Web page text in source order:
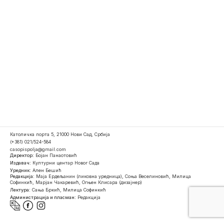
Католичка порта 5, 21000 Нови Сад, Србија
(+381) 021/524-584
casopispolja@gmail.com
Директор: Бојан Панаотовић
Издавач: Културни центар Новог Сада
Уредник: Ален Бешић
Редакција: Маја Ердељанин (ликовна уредница), Соња Веселиновић, Милица
Софинкић, Марјан Чакаревић, Огњен Клисара (дизајнер)
Лектура: Сања Бркић, Милица Софинкић
Администрација и пласман: Редакција